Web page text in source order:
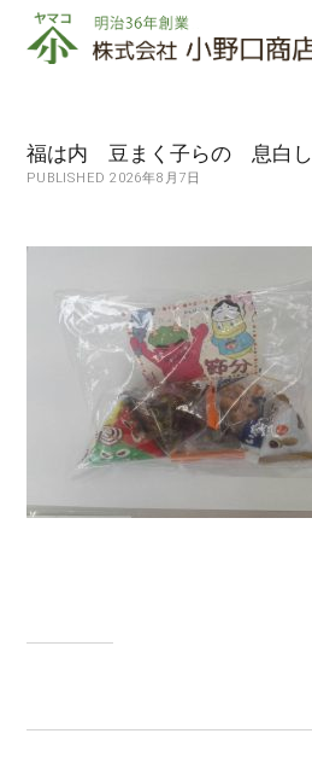
株
式
小
野
店
福は内 豆まく子らの 息白し
PUBLISHED 2026年8月7日